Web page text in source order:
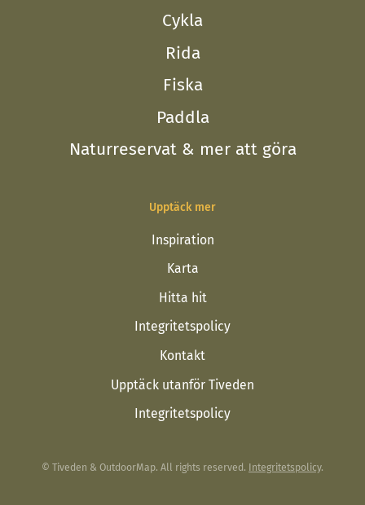
Cykla
Rida
Fiska
Paddla
Naturreservat & mer att göra
Upptäck mer
Inspiration
Karta
Hitta hit
Integritetspolicy
Kontakt
Upptäck utanför Tiveden
Integritetspolicy
© Tiveden & OutdoorMap. All rights reserved. Integritetspolicy.